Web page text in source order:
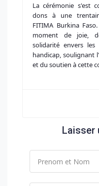
La cérémonie s'est
dons à une
FITIMA Burkina
moment de joie,
solidarité envers
handicap, soulignant
et du soutien à cette
Laisser